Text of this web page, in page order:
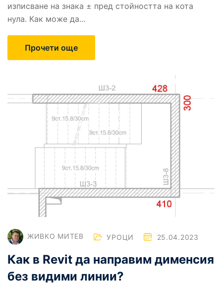
изписване на знака ± пред стойността на кота
нула. Как може да...
Прочети още
ЖИВКО МИТЕВ УРОЦИ 25.04.2023
Как в Revit да направим дименсия
без видими линии?